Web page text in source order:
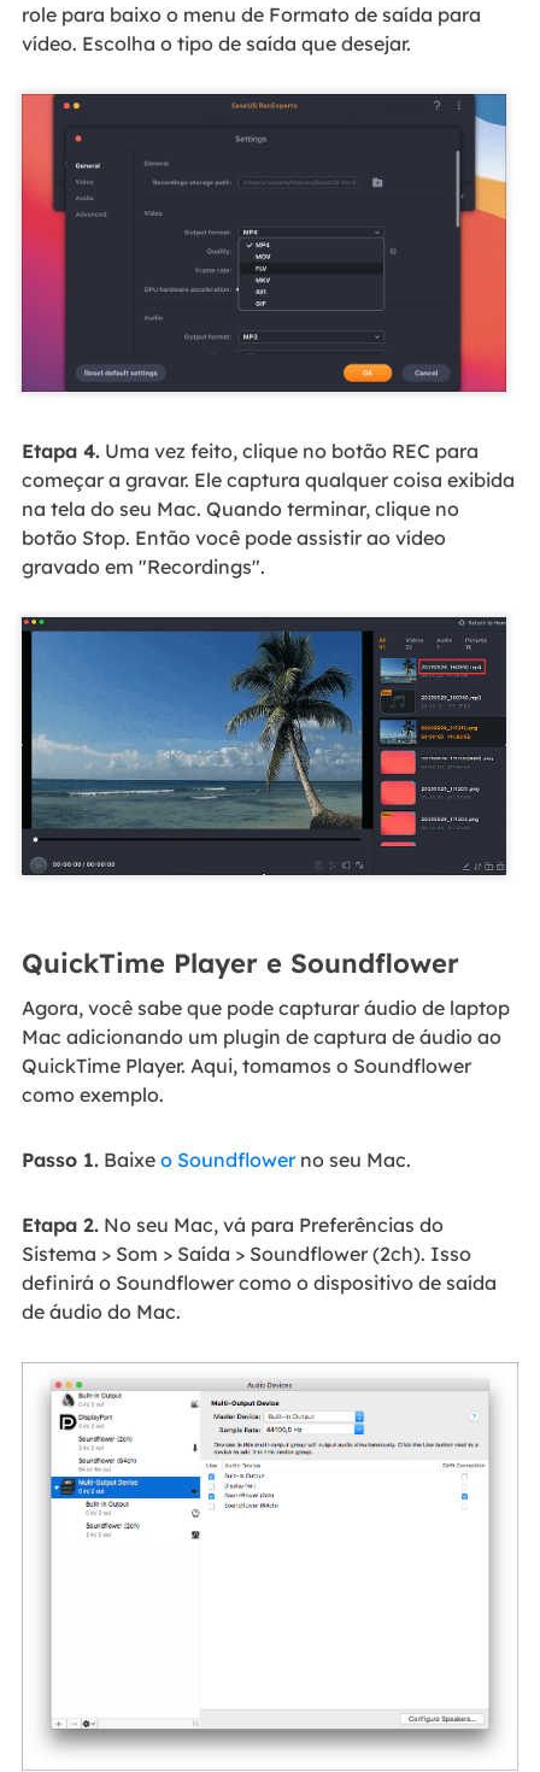
role para baixo o menu de Formato de saída para
vídeo. Escolha o tipo de saída que desejar.
Etapa 4.Uma vez feito, clique no botão REC para
começar a gravar. Ele captura qualquer coisa exibida
na tela do seu Mac. Quando terminar, clique no
botão Stop. Então você pode assistir ao vídeo
gravado em "Recordings".
QuickTime Player e Soundflower
Agora, você sabe que pode capturar áudio de laptop
Mac adicionando um plugin de captura de áudio ao
QuickTime Player. Aqui, tomamos o Soundflower
como exemplo.
Passo 1.Baixe o Soundflowerno seu Mac.
Etapa 2.No seu Mac, vá para Preferências do
Sistema > Som > Saída > Soundflower (2ch). Isso
definirá o Soundflower como o dispositivo de saída
de áudio do Mac.